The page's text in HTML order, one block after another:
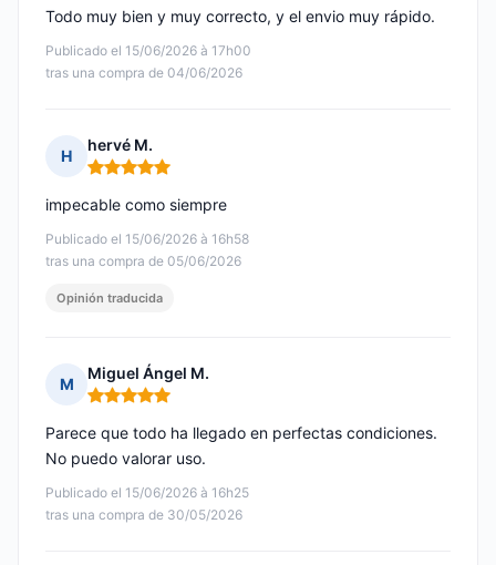
Publicado el 15/06/2026 à 17h00
tras una compra de 04/06/2026
Todo muy bien y muy correcto, y el envio muy rápido.
H
hervé M.
Nota: 5 de 5
Publicado el 15/06/2026 à 16h58
tras una compra de 05/06/2026
impecable como siempre
Opinión traducida
M
Miguel Ángel M.
Nota: 5 de 5
Publicado el 15/06/2026 à 16h25
tras una compra de 30/05/2026
Parece que todo ha llegado en perfectas condiciones.
No puedo valorar uso.